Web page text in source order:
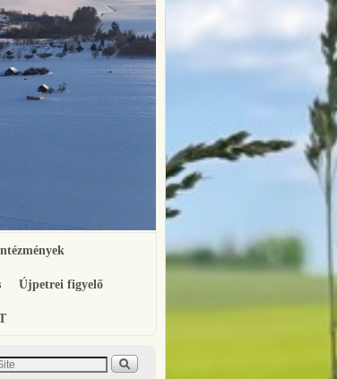
Újpetrei figyelő